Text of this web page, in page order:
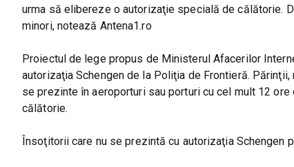
urma să elibereze o autorizaţie specială de călătorie.
minori, notează Antena1.ro
Proiectul de lege propus de Ministerul Afacerilor
autorizaţia Schengen de la Poliţia de Frontieră.
se prezinte în aeroporturi sau porturi cu cel mult 12
călătorie.
Însoţitorii care nu se prezintă cu autorizaţia Schengen